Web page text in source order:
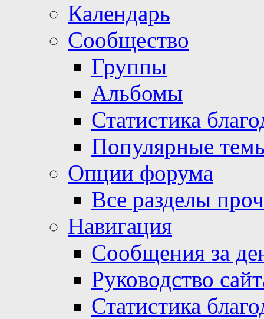
Календарь
Сообщество
Группы
Альбомы
Статистика
Популярные
Опции форума
Все разделы
Навигация
Сообщения за
Руководство
Статистика